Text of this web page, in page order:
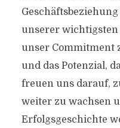
unserer
unser Commitment
und das Potenzial,
freuen uns darauf,
weiter zu wachsen
Erfolgsgeschichte